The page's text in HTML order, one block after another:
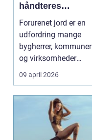
håndteres
forurenet jord
ansvarligt
Forurenet jord er en
udfordring mange
bygherrer, kommuner
og virksomheder
møder, når gamle
industrig...
09 april 2026